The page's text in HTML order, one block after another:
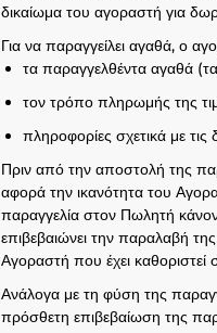
δικαίωμα του αγοραστή για
Για να παραγγείλει αγαθά, ο
τα παραγγελθέντα αγαθά
τον τρόπο πληρωμής της
πληροφορίες σχετικά με
Πριν από την αποστολή της
αφορά την ικανότητα του
παραγγελία στον Πωλητή
επιβεβαιώνει την παραλαβή
Αγοραστή που έχει
Ανάλογα με τη φύση της
πρόσθετη επιβεβαίωση της